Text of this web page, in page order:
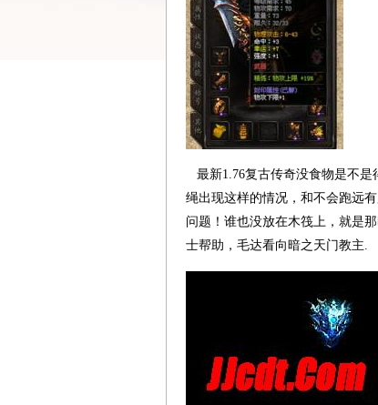
最新1.76复古传奇没食物是不是
绳出现这样的情况，和不会跑远
问题！谁也没放在木筏上，就是
士帮助，毛达看向暗之天门教主.